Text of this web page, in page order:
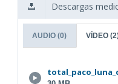
Descargas
AUDIO(0) VÍDEO